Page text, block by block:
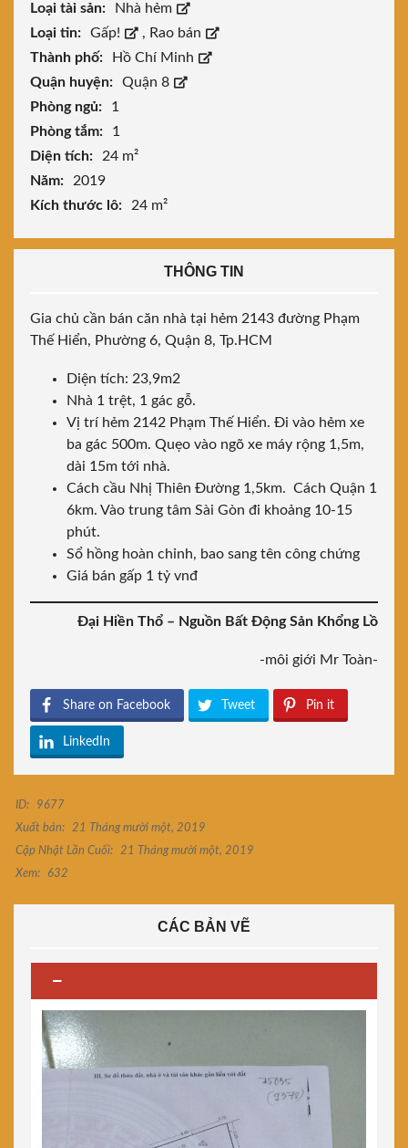
Loại tài sản:
Nhà hẻm
Loại tin:
Gấp! , Rao bán
Thành phố:
Hồ Chí Minh
Quận huyện:
Quận 8
Phòng ngủ:
1
Phòng tắm:
1
Diện tích:
24 m²
Năm:
2019
Kích thước lô:
24 m²
THÔNG TIN
Gia chủ cần bán căn nhà tại hẻm 2143 đường Phạm
Thế Hiển, Phường 6, Quận 8, Tp.HCM
Diện tích: 23,9m2
Nhà 1 trệt, 1 gác gỗ.
Vị trí hẻm 2142 Phạm Thế Hiển. Đi vào hẻm xe
ba gác 500m. Quẹo vào ngõ xe máy rộng 1,5m,
dài 15m tới nhà.
Cách cầu Nhị Thiên Đường 1,5km. Cách Quận 1
6km. Vào trung tâm Sài Gòn đi khoảng 10-15
phút.
Sổ hồng hoàn chỉnh, bao sang tên công chứng
Giá bán gấp 1 tỷ vnđ
Đại Hiền Thổ – Nguồn Bất Động Sản Khổng Lồ
-môi giới Mr Toàn-
Share on Facebook Tweet Pin it
LinkedIn
ID:
9677
Xuất bản:
21 Tháng mười một, 2019
Cập Nhật Lần Cuối:
21 Tháng mười một, 2019
Xem:
632
CÁC BẢN VẼ